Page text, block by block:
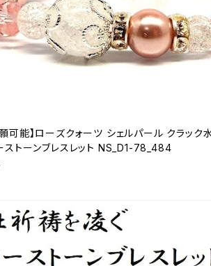
能】ローズクォーツ シェルパール クラック水
ストーンブレスレット NS_D1-78_484